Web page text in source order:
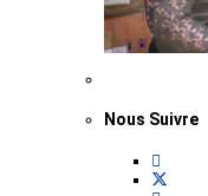
Nous Suivre